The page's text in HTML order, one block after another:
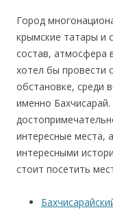
Город
крымские татары и
состав, атмосфера
хотел бы провести
обстановке, среди
именно
интересные места,
интересными
стоит посетить